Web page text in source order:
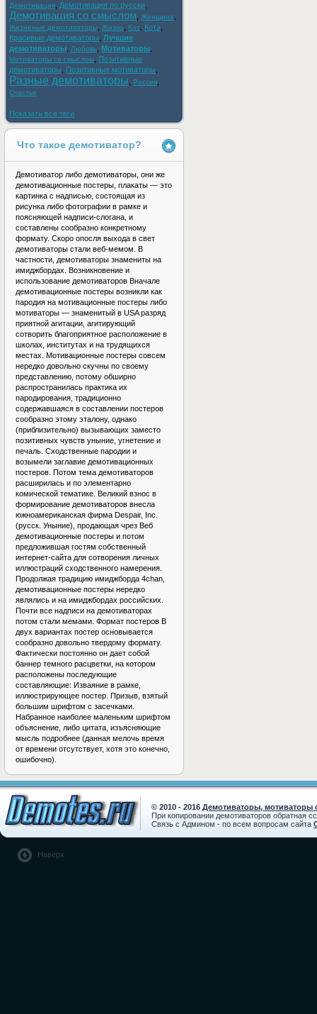
Демотивация Демотивация по русски
Демотивация со смыслом Женщина
Жизненые демотиваторы Жизнь Кот Котэ
Красивые демотиваторы Лучшие
демотиваторы
Любовь Мотиваторы
Мотиваторы со смыслом
Позитивные
демотиваторы
Позитивные мотиваторы
Разные демотиваторы Россия
Счастье
Показать все теги
Что такое демотиватор?
Демотиватор либо демотиваторы, они же
демотивационные постеры, плакаты — это
картинка с надписью, состоящая из
рисунка либо фотографии в рамке и
поясняющей надписи-слогана, и
составлены сообразно конкретному
формату. Скоро опосля выхода в свет
демотиваторы стали веб-мемом. В
частности, демотиваторы знамениты на
имиджбордах. Возникновение и
использование демотиваторов Вначале
демотивационные постеры возникли как
пародия на мотивационные постеры либо
мотиваторы — знаменитый в USA разряд
приятной агитации, агитирующий
сотворить благоприятное расположение в
школах, институтах и на трудящихся
местах. Мотивационные постеры совсем
нередко довольно скучны по своему
представлению, потому обширно
распространилась практика их
пародирования, традиционно
содержавшаяся в составлении постеров
сообразно этому эталону, однако
(приблизительно) вызывающих заместо
позитивных чувств уныние, угнетение и
печаль. Сходственные пародии и
возымели заглавие демотивационных
постеров. Потом тема демотиваторов
расширилась и по элементарно
комической тематике. Великий взнос в
формирование демотиваторов внесла
южноамериканская фирма Despair, Inc.
(русск. Уныние), продающая чрез Веб
демотивационные постеры и потом
предложившая гостям собственный
интернет-сайта для сотворения личных
иллюстраций сходственного намерения.
Продолжая традицию имиджборда 4chan,
демотивационные постеры нередко
являлись и на имиджбордах российских.
Почти все надписи на демотиваторах
потом стали мемами. Формат постеров В
двух вариантах постер основывается
сообразно довольно твердому формату.
Фактически постоянно он дает собой
баннер темного расцветки, на котором
расположены последующие
составляющие: Изваяние в рамке,
иллюстрирующее постер. Призыв, взятый
большим шрифтом с засечками.
Набранное наиболее маленьким шрифтом
объяснение, либо цитата, изъясняющие
мысль подробнее (данная мелочь время
от времени отсутствует, хотя это конечно,
ошибочно).
© 2010 - 2016 Демотиваторы, мотиваторы
При копировании демотиваторов обратная
Связь с Админом - по всем вопросам сайта
Наверх